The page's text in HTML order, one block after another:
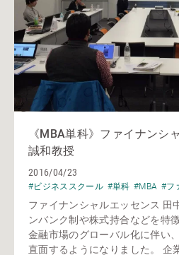
《MBA単科》ファイナン
誠和教授
2016/04/23
#ビジネススクール #単科 #MBA #フ
ファイナンシャルエッセンス 田
ンバンク制や株式持合などを特
金融市場のグローバル化に伴い
直面するようになりました。 企